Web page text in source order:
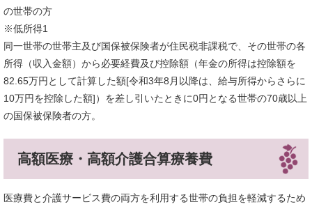
の世帯の方
※低所得1
同一世帯の世帯主及び国保被保険者が住民税非課税で、その世帯の各
所得（収入金額）から必要経費及び控除額（年金の所得は控除額を
82.65万円として計算した額[令和3年8月以降は、給与所得からさらに
10万円を控除した額]）を差し引いたときに0円となる世帯の70歳以上
の国保被保険者の方。
高額医療・高額介護合算療養費
医療費と介護サービス費の両方を利用する世帯の負担を軽減するため